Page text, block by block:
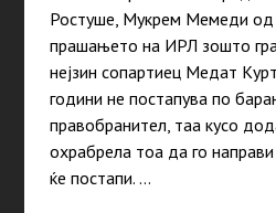
Ростуше, Мукрем Мемеди
прашањето на ИРЛ зошто
нејзин сопартиец Медат
години не постапува по
правобранител, таа кусо
охрабрела тоа да го
ќе постапи. …